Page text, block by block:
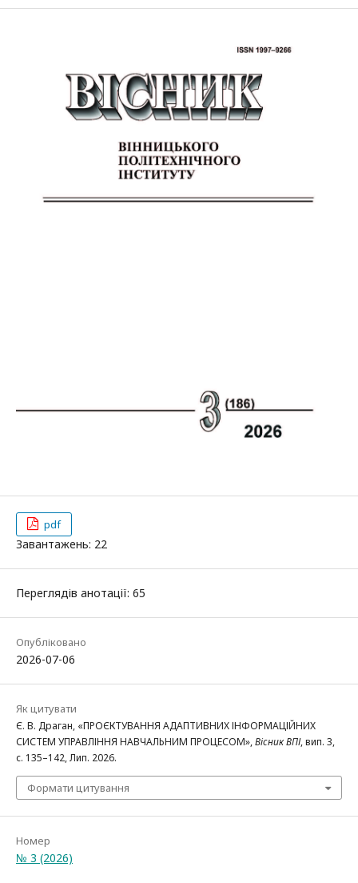
pdf
Завантажень: 22
Переглядів анотації: 65
Опубліковано
2026-07-06
Як цитувати
Є. В. Драган, «ПРОЄКТУВАННЯ АДАПТИВНИХ ІНФОРМАЦІЙНИХ
СИСТЕМ УПРАВЛІННЯ НАВЧАЛЬНИМ ПРОЦЕСОМ»,Вісник ВПІ, вип. 3,
с. 135–142, Лип. 2026.
Формати цитування
Номер
№ 3 (2026)